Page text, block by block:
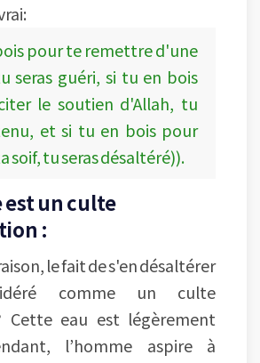
pour te remettre d'une
seras guéri, si tu en bois
le soutien d'Allah, tu
et si tu en bois pour
soif, tu seras désaltéré)).
est un culte
:
le fait de s'en désaltérer
comme un culte
Cette eau est légèrement
l’homme aspire à